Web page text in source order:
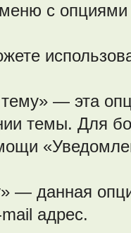
меню с
— эта
темы. Для
— данная
адрес.